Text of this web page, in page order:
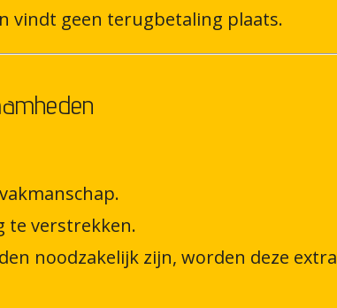
vindt geen terugbetaling plaats.
te verstrekken.
noodzakelijk zijn, worden deze extra